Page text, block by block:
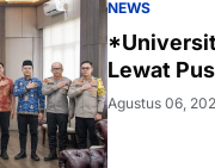
NEWS
Lewat
Agustus 06,